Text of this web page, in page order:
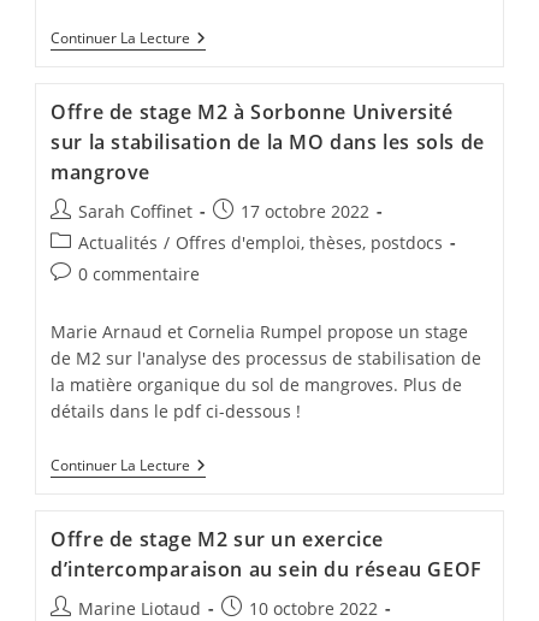
Continuer La Lecture
Offre de stage M2 à Sorbonne Université
sur la stabilisation de la MO dans les sols de
mangrove
Sarah Coffinet
17 octobre 2022
Actualités / Offres d'emploi, thèses, postdocs
0 commentaire
Marie Arnaud et Cornelia Rumpel propose un stage
de M2 sur l'analyse des processus de stabilisation de
la matière organique du sol de mangroves. Plus de
détails dans le pdf ci-dessous !
Continuer La Lecture
Offre de stage M2 sur un exercice
d’intercomparaison au sein du réseau GEOF
Marine Liotaud
10 octobre 2022